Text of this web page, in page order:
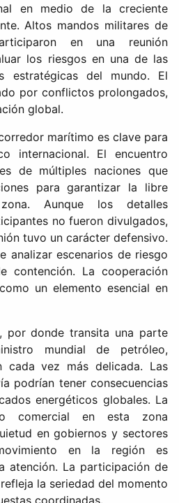
en medio de la creciente
Altos mandos militares de
en una reunión
los riesgos en una de las
estratégicas del mundo. El
por conflictos prolongados,
global.
marítimo es clave para
internacional. El encuentro
de múltiples naciones que
para garantizar la libre
Aunque los detalles
no fueron divulgados,
tuvo un carácter defensivo.
analizar escenarios de riesgo
contención. La cooperación
un elemento esencial en
por donde transita una parte
mundial de petróleo,
cada vez más delicada. Las
podrían tener consecuencias
energéticos globales. La
comercial en esta zona
en gobiernos y sectores
en la región es
atención. La participación de
la seriedad del momento